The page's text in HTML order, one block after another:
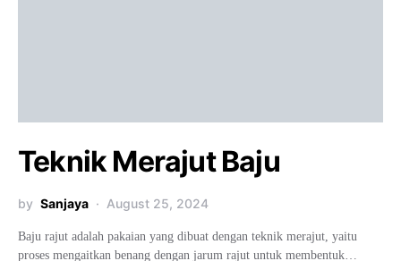
Teknik Merajut Baju
by Sanjaya August 25, 2024
Baju rajut adalah pakaian yang dibuat dengan teknik merajut, yaitu
proses mengaitkan benang dengan jarum rajut untuk membentuk…